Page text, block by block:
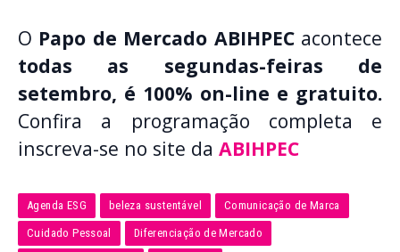
O Papo de Mercado ABIHPECacontece
todas as segundas-feiras de
setembro, é 100% on-line e gratuito.
Confira a programação completa e
inscreva-se no site da ABIHPEC
Agenda ESG beleza sustentável Comunicação de Marca
Cuidado Pessoal Diferenciação de Mercado